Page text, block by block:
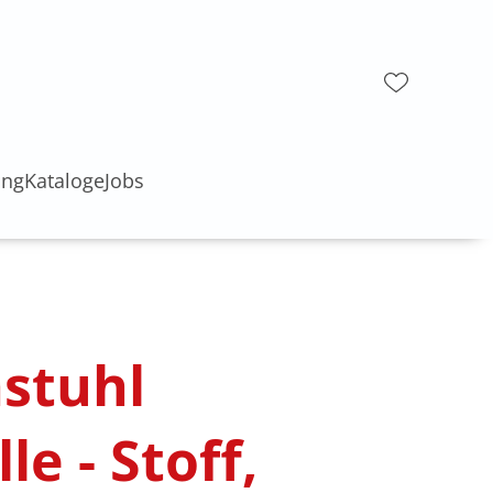
KatalogeJobs
- Stoff,